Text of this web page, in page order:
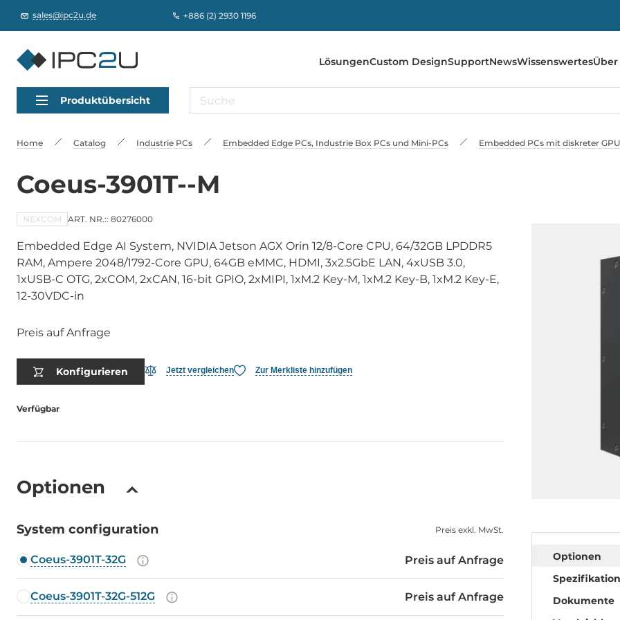
sales@ipc2u.de +886 (2) 2930 1196
LösungenCustom DesignSupportNewsWissenswertes
Produktübersicht
Home Catalog Industrie PCs Embedded Edge PCs, Industrie Box PCs und Mini-PCs Embedded PCs mit diskreter
Coeus-3901T--M
NEXCOM ART. NR.:: 80276000
Embedded Edge AI System, NVIDIA Jetson AGX Orin 12/8-Core CPU, 64/32GB LPDDR5
RAM, Ampere 2048/1792-Core GPU, 64GB eMMC, HDMI, 3x2.5GbE LAN, 4xUSB 3.0,
1xUSB-C OTG, 2xCOM, 2xCAN, 16-bit GPIO, 2xMIPI, 1xM.2 Key-M, 1xM.2 Key-B, 1xM.2 Key-E,
12-30VDC-in
Preis auf Anfrage
Konfigurieren Jetzt vergleichen Zur Merkliste hinzufügen
Verfügbar
Optionen
System configuration Preis exkl. MwSt.
Coeus-3901T-32G Preis auf Anfrage
Coeus-3901T-32G-512G Preis auf Anfrage
Optionen
Dokumente